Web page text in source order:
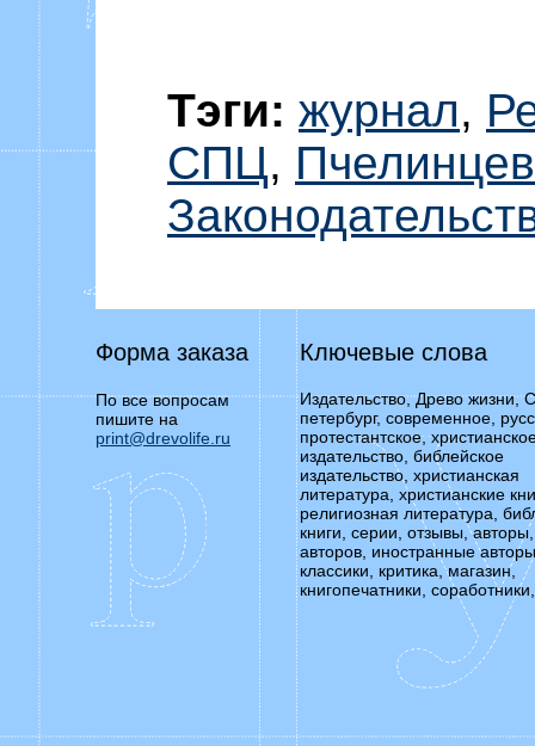
Тэги: журнал,
СПЦ, Пчелинцев
Форма заказа
По все вопросам
пишите на
print@drevolife.ru
Ключевые слова
Издательство, Древо жизни,
петербург, современное,
протестантское,
издательство, библейское
издательство, христианская
литература, христианские
религиозная литература,
книги, серии, отзывы,
авторов, иностранные
классики, критика, магазин,
книгопечатники,